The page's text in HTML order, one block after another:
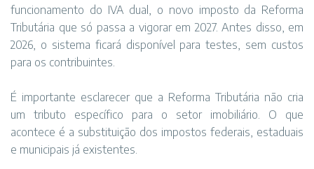
funcionamento do IVA dual, o novo imposto da Reforma
Tributária que só passa a vigorar em 2027. Antes disso, em
2026, o sistema ficará disponível para testes, sem custos
para os contribuintes.
É importante esclarecer que a Reforma Tributária não cria
um tributo específico para o setor imobiliário. O que
acontece é a substituição dos impostos federais, estaduais
e municipais já existentes.